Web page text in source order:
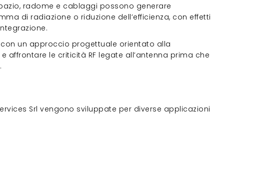
radome e cablaggi possono generare
di radiazione o riduzione dell’efficienza, con effetti
un approccio progettuale orientato alla
affrontare le criticità RF legate all’antenna prima che
Srl vengono sviluppate per diverse applicazioni